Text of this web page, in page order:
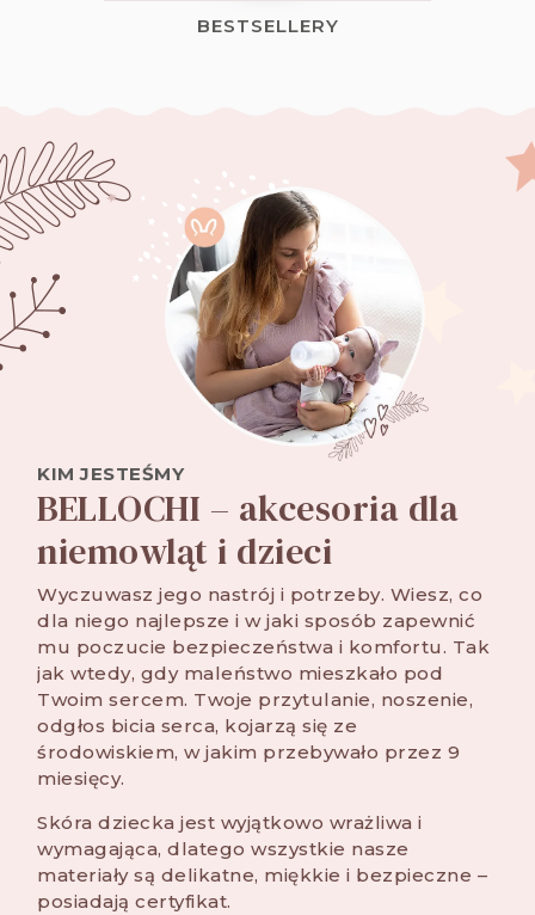
BESTSELLERY
KIM JESTEŚMY
BELLOCHI – akcesoria dla
niemowląt i dzieci
Wyczuwasz jego nastrój i potrzeby. Wiesz, co
dla niego najlepsze i w jaki sposób zapewnić
mu poczucie bezpieczeństwa i komfortu. Tak
jak wtedy, gdy maleństwo mieszkało pod
Twoim sercem. Twoje przytulanie, noszenie,
odgłos bicia serca, kojarzą się ze
środowiskiem, w jakim przebywało przez 9
miesięcy.
Skóra dziecka jest wyjątkowo wrażliwa i
wymagająca, dlatego wszystkie nasze
materiały są delikatne, miękkie i bezpieczne –
posiadają certyfikat.